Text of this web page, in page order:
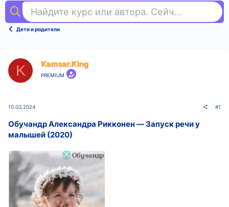
т
о
т
а
н
а
а
Найдите курс или автора. Сейчас ищут
Дети и родители
K Kamsar.King
PREMIUM
10.03.2024 #1
Обучандр Александра Рикконен ― Запуск речи у
малышей (2020)